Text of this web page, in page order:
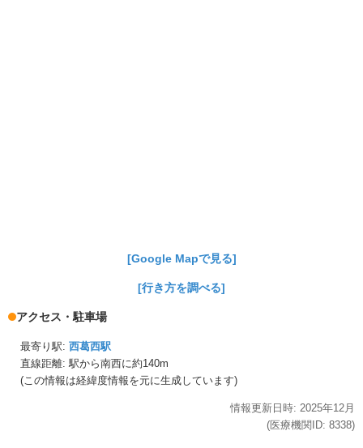
[Google Mapで見る]
[行き方を調べる]
アクセス・駐車場
最寄り駅: 西葛西駅
直線距離: 駅から南西に約140m
(この情報は経緯度情報を元に生成しています)
情報更新日時: 2025年12月
(医療機関ID: 8338)